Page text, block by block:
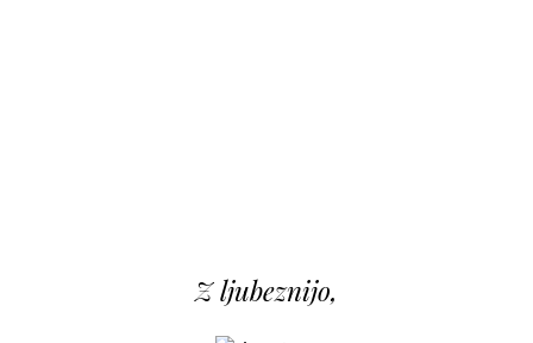
Z ljubeznijo,